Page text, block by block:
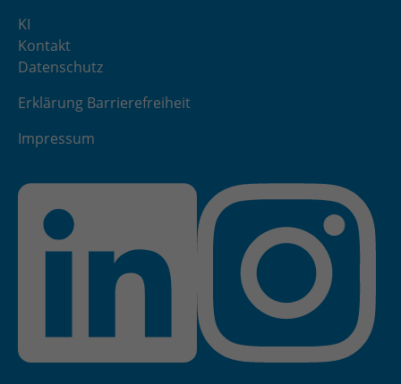
KI
Kontakt
Datenschutz
Erklärung Barrierefreiheit
Impressum